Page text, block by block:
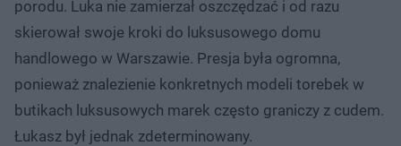
porodu. Luka nie zamierzał oszczędzać i od razu
skierował swoje kroki do luksusowego domu
handlowego w Warszawie. Presja była ogromna,
ponieważ znalezienie konkretnych modeli torebek w
butikach luksusowych marek często graniczy z cudem.
Łukasz był jednak zdeterminowany.